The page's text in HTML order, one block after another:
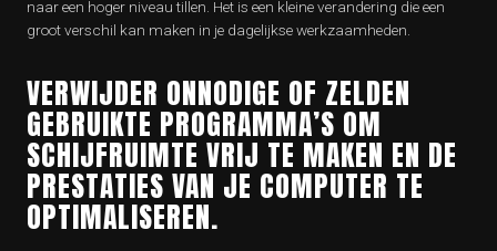
naar een hoger niveau tillen. Het is een kleine verandering die een
groot verschil kan maken in je dagelijkse werkzaamheden.
VERWIJDER ONNODIGE OF ZELDEN
GEBRUIKTE PROGRAMMA’S OM
SCHIJFRUIMTE VRIJ TE MAKEN EN DE
PRESTATIES VAN JE COMPUTER TE
OPTIMALISEREN.